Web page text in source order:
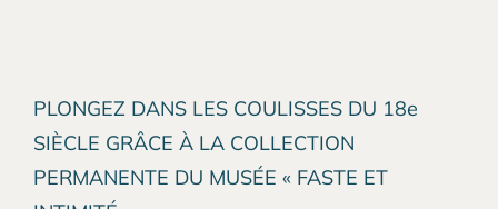
PLONGEZ DANS LES COULISSES DU 18e
SIÈCLE GRÂCE À LA COLLECTION
PERMANENTE DU MUSÉE « FASTE ET